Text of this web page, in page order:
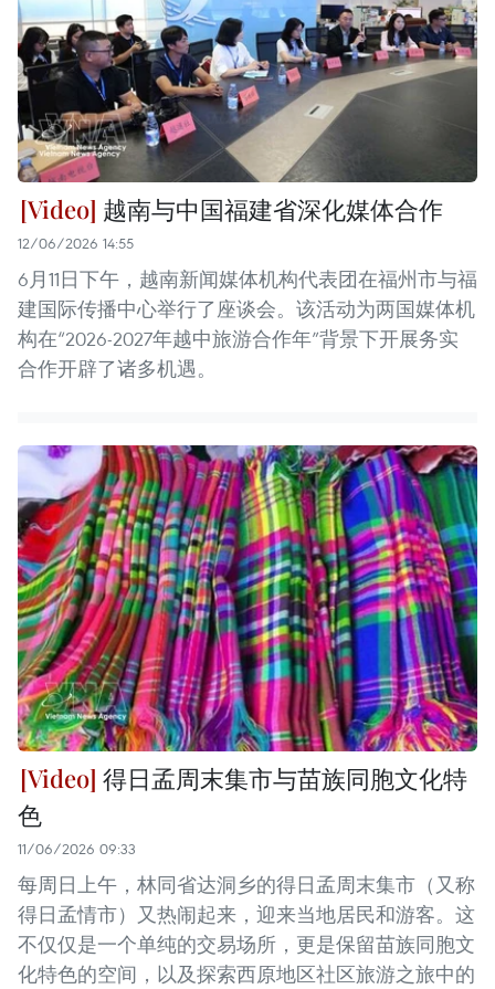
越南与中国福建省深化媒体合作
12/06/2026 14:55
6月11日下午，越南新闻媒体机构代表团在福州市与福
建国际传播中心举行了座谈会。该活动为两国媒体机
构在“2026-2027年越中旅游合作年”背景下开展务实
合作开辟了诸多机遇。
得日孟周末集市与苗族同胞文化特
色
11/06/2026 09:33
每周日上午，林同省达洞乡的得日孟周末集市（又称
得日孟情市）又热闹起来，迎来当地居民和游客。这
不仅仅是一个单纯的交易场所，更是保留苗族同胞文
化特色的空间，以及探索西原地区社区旅游之旅中的